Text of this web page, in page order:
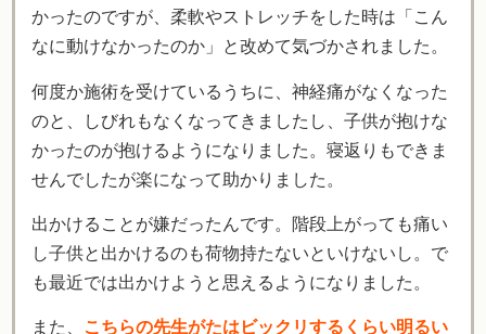
かったのですが、柔軟やストレッチをした時は「こん
なに動けなかったのか」と改めて気づかされました。
何度か施術を受けているうちに、神経痛がなくなった
のと、しびれもなくなってきましたし、子供が抱けな
かったのが抱けるようになりました。寝返りもできま
せんでしたが楽になって助かりました。
出かけることが嫌だったんです。階段上がっても痛い
し子供と出かけるのも荷物持たないといけないし。で
も最近では出かけようと思えるようになりました。
また、 こちらの先生がたはビックリするくらい明るい